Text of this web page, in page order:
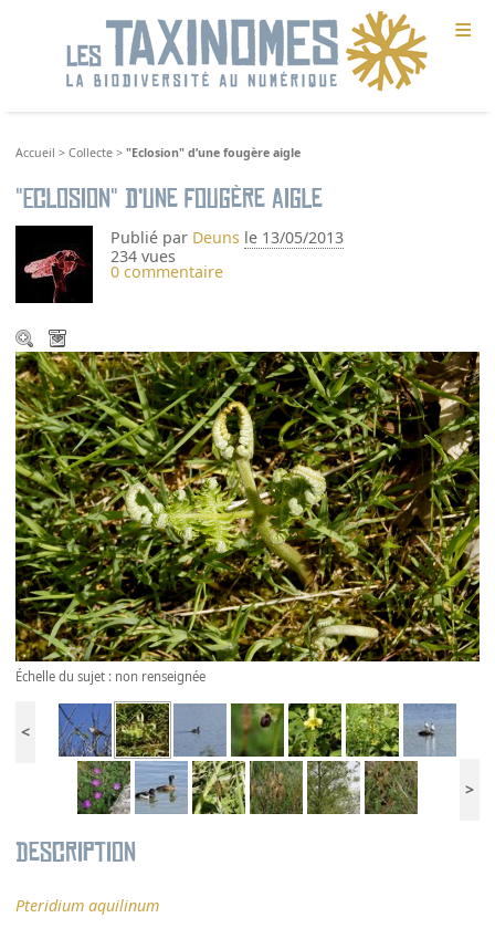
≡
Accueil >Collecte >"Eclosion" d’une fougère aigle
"Eclosion" d’une fougère aigle
Publié par Deuns le 13/05/2013
234 vues
0 commentaire
Échelle du sujet : non renseignée
<
>
Description
Pteridium aquilinum